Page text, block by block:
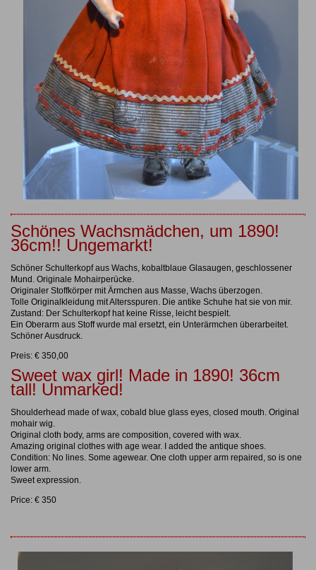
Schönes Wachsmädchen, um 1890!
36cm!! Ungemarkt!
Schöner Schulterkopf aus Wachs, kobaltblaue Glasaugen, geschlossener
Mund. Originale Mohairperücke.
Originaler Stoffkörper mit Ärmchen aus Masse, Wachs überzogen.
Tolle Originalkleidung mit Altersspuren. Die antike Schuhe hat sie von mir.
Zustand: Der Schulterkopf hat keine Risse, leicht bespielt.
Ein Oberarm aus Stoff wurde mal ersetzt, ein Unterärmchen überarbeitet.
Schöner Ausdruck.
Preis: € 350,00
Sweet wax girl! Made in 1890! 36cm
tall! Unmarked!
Shoulderhead made of wax, cobald blue glass eyes, closed mouth. Original
mohair wig.
Original cloth body, arms are composition, covered with wax.
Amazing original clothes with age wear. I added the antique shoes.
Condition: No lines. Some agewear. One cloth upper arm repaired, so is one
lower arm.
Sweet expression.
Price: € 350